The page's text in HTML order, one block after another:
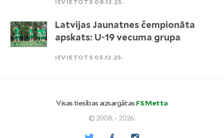
IEVIETOTS 08.12.25.
Latvijas Jaunatnes čempionāta
apskats: U-19 vecuma grupa
IEVIETOTS 05.12.25.
Visas tiesības aizsargātas FS Metta
© 2008. - 2026.